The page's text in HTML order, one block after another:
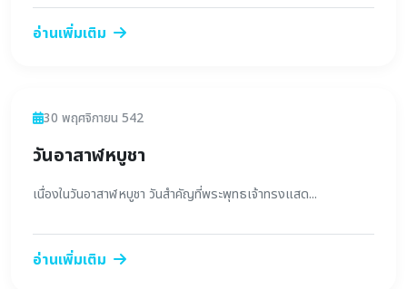
อ่านเพิ่มเติม
ข่าวสาร
30 พฤศจิกายน 542
วันอาสาฬหบูชา
เนื่องในวันอาสาฬหบูชา วันสำคัญที่พระพุทธเจ้าทรงแสด...
อ่านเพิ่มเติม